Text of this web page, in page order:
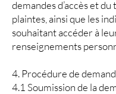
demandes d’accès et
plaintes, ainsi que les
souhaitant accéder à
renseignements
4. Procédure de
4.1 Soumission de la